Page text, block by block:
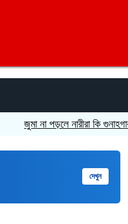
জুমা না পড়লে নারীরা কি গুনাহগার হন?
দেখুন